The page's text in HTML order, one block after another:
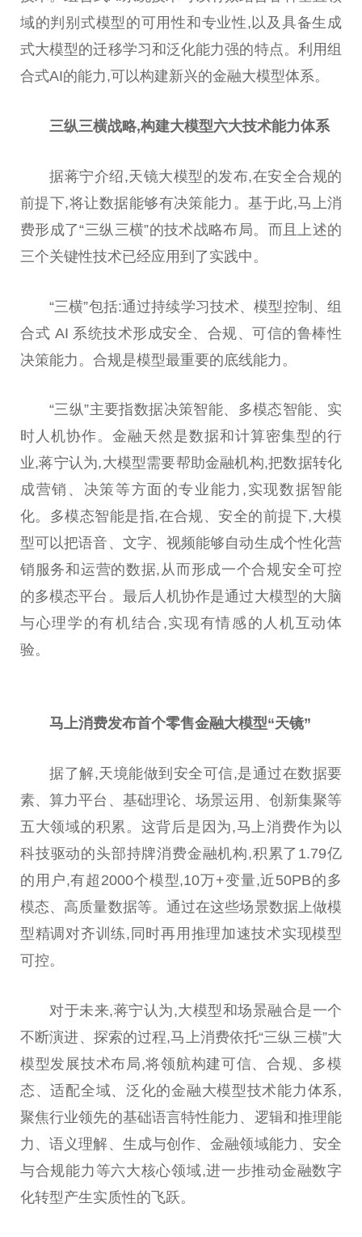
域的判别式模型的可用性和专业性,以及具备生成
式大模型的迁移学习和泛化能力强的特点。利用组
合式AI的能力,可以构建新兴的金融大模型体系。
三纵三横战略,构建大模型六大技术能力体系
据蒋宁介绍,天镜大模型的发布,在安全合规的
前提下,将让数据能够有决策能力。基于此,马上消
费形成了“三纵三横”的技术战略布局。而且上述的
三个关键性技术已经应用到了实践中。
“三横”包括:通过持续学习技术、模型控制、组
合式 AI 系统技术形成安全、合规、可信的鲁棒性
决策能力。合规是模型最重要的底线能力。
“三纵”主要指数据决策智能、多模态智能、实
时人机协作。金融天然是数据和计算密集型的行
业,蒋宁认为,大模型需要帮助金融机构,把数据转化
成营销、决策等方面的专业能力,实现数据智能
化。多模态智能是指,在合规、安全的前提下,大模
型可以把语音、文字、视频能够自动生成个性化营
销服务和运营的数据,从而形成一个合规安全可控
的多模态平台。最后人机协作是通过大模型的大脑
与心理学的有机结合,实现有情感的人机互动体
验。
马上消费发布首个零售金融大模型“天镜”
据了解,天境能做到安全可信,是通过在数据要
素、算力平台、基础理论、场景运用、创新集聚等
五大领域的积累。这背后是因为,马上消费作为以
科技驱动的头部持牌消费金融机构,积累了1.79亿
的用户,有超2000个模型,10万+变量,近50PB的多
模态、高质量数据等。通过在这些场景数据上做模
型精调对齐训练,同时再用推理加速技术实现模型
可控。
对于未来,蒋宁认为,大模型和场景融合是一个
不断演进、探索的过程,马上消费依托“三纵三横”大
模型发展技术布局,将领航构建可信、合规、多模
态、适配全域、泛化的金融大模型技术能力体系,
聚焦行业领先的基础语言特性能力、逻辑和推理能
力、语义理解、生成与创作、金融领域能力、安全
与合规能力等六大核心领域,进一步推动金融数字
化转型产生实质性的飞跃。